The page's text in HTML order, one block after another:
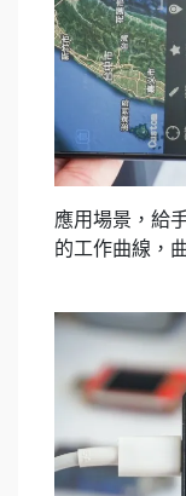
應用場景，給
的工作曲線，